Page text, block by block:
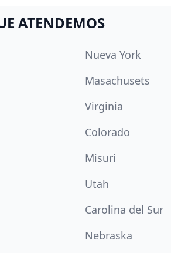
ATENDEMOS
Nueva York
Masachusets
Virginia
Colorado
Misuri
Utah
Carolina del Sur
Nebraska